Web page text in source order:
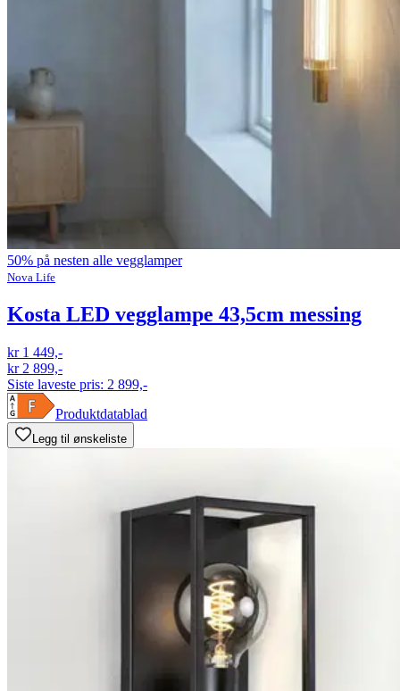
50% på nesten alle vegglamper
Nova Life
Kosta LED vegglampe 43,5cm messing
kr 1 449,-
kr 2 899,-
Siste laveste pris: 2 899,-
Produktdatablad
Legg til ønskeliste